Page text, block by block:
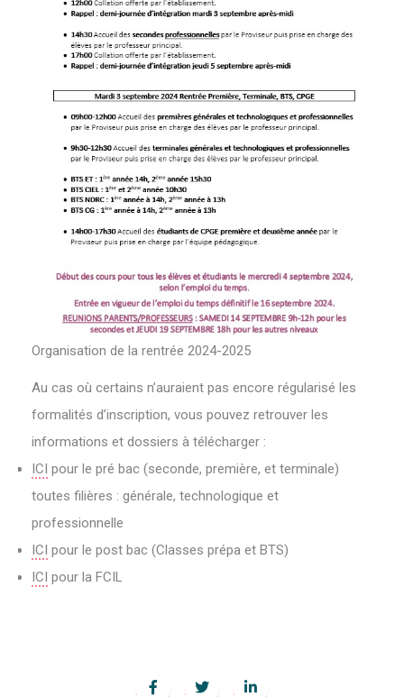
Organisation de la rentrée 2024-2025
Au cas où certains n’auraient pas encore régularisé les
formalités d’inscription, vous pouvez retrouver les
informations et dossiers à télécharger :
ICI pour le pré bac (seconde, première, et terminale)
toutes filières : générale, technologique et
professionnelle
ICI pour le post bac (Classes prépa et BTS)
ICI pour la FCIL